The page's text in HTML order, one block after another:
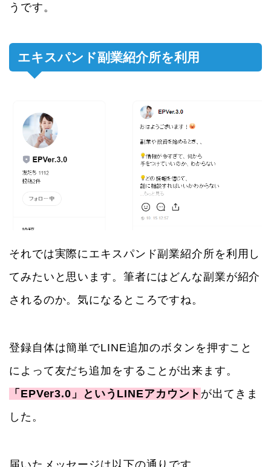
うです。
エキスパンド副業紹介所を利用
それでは実際にエキスパンド副業紹介所を利用し
てみたいと思います。筆者にはどんな副業が紹介
されるのか。気になるところですね。
登録自体は簡単でLINE追加のボタンを押すこと
によって友だち追加をすることが出来ます。
「EPVer3.0」というLINEアカウント が出てきま
した。
届いたメッセージは以下の通りです。